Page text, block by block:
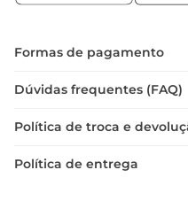
Formas de pagamento
Dúvidas frequentes (FAQ)
Política de troca e
Política de entrega